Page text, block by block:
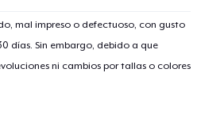
mal impreso o defectuoso, con gusto
días. Sin embargo, debido a que
ni cambios por tallas o colores
al carrito